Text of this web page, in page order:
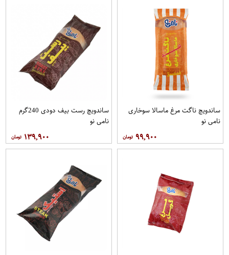
ساندویچ ناگت مرغ ماسالا سوخاری
نامی نو
۹۹,۹۰۰
ساندویچ رست بیف دودی 240گرم
نامی نو
۱۳۹,۹۰۰